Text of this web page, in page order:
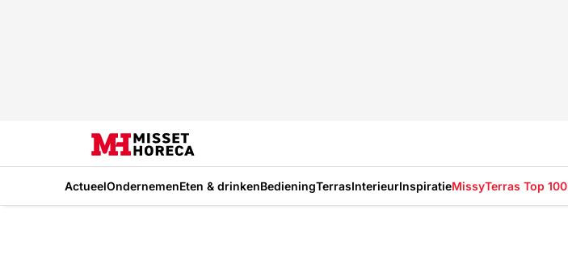
ActueelOndernemenEten & drinkenBedieningTerrasInterieurInspiratieMissyTerras Top 100